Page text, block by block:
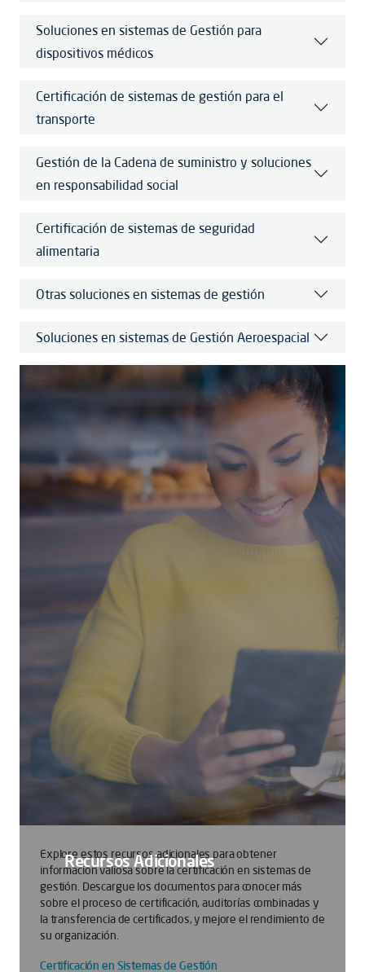
Soluciones en sistemas de Gestión para
dispositivos médicos
Certificación de sistemas de gestión para el
transporte
Gestión de la Cadena de suministro y soluciones
en responsabilidad social
Certificación de sistemas de seguridad
alimentaria
Otras soluciones en sistemas de gestión
Soluciones en sistemas de Gestión Aeroespacial
Recursos Adicionales
Explore estos recursos adicionales para obtener
información valiosa sobre la certificación en sistemas de
gestión. Descargue los documentos para conocer más
sobre el proceso de certificación, auditorías combinadas y
la transferencia de certificados, y mejore el rendimiento de
su organización.
Certificación en Sistemas de Gestión